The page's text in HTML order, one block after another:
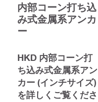
内部コーン打ち込
み式金属系アンカ
ー
HKD 内部コーン打
ち込み式金属系アン
カー (インチサイズ)
を詳しくご覧くださ